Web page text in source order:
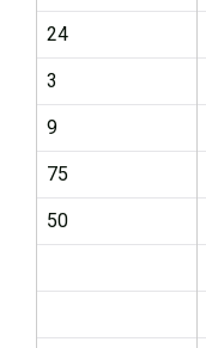
24
3
9
75
50